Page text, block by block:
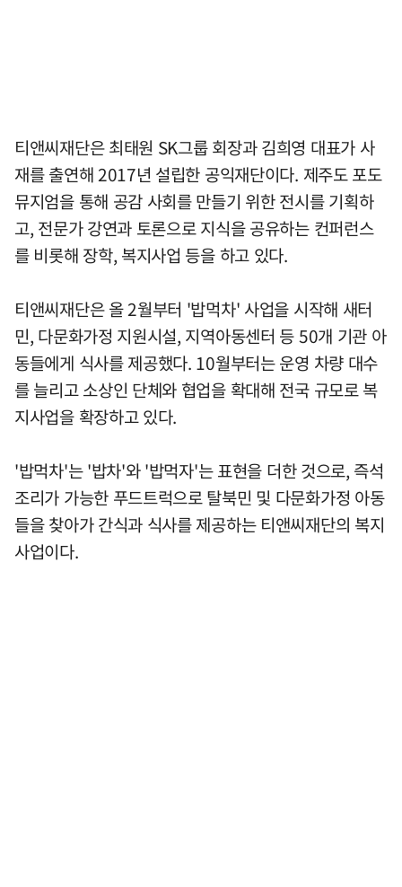
티앤씨재단은 최태원 SK그룹 회장과 김희영 대표가 사
재를 출연해 2017년 설립한 공익재단이다. 제주도 포도
뮤지엄을 통해 공감 사회를 만들기 위한 전시를 기획하
고, 전문가 강연과 토론으로 지식을 공유하는 컨퍼런스
를 비롯해 장학, 복지사업 등을 하고 있다.
티앤씨재단은 올 2월부터 '밥먹차' 사업을 시작해 새터
민, 다문화가정 지원시설, 지역아동센터 등 50개 기관 아
동들에게 식사를 제공했다. 10월부터는 운영 차량 대수
를 늘리고 소상인 단체와 협업을 확대해 전국 규모로 복
지사업을 확장하고 있다.
'밥먹차'는 '밥차'와 '밥먹자'는 표현을 더한 것으로, 즉석
조리가 가능한 푸드트럭으로 탈북민 및 다문화가정 아동
들을 찾아가 간식과 식사를 제공하는 티앤씨재단의 복지
사업이다.